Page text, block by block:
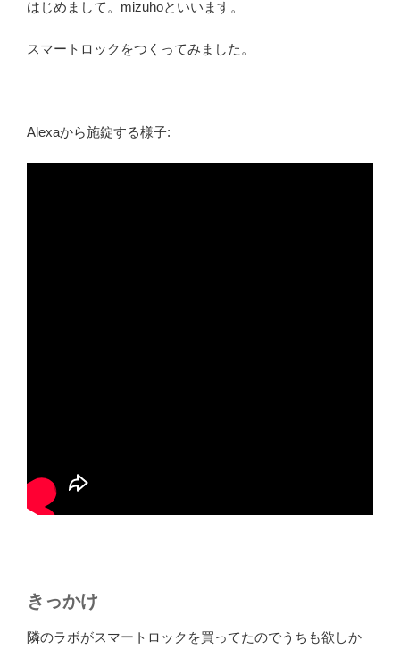
はじめまして。mizuhoといいます。
スマートロックをつくってみました。
Alexaから施錠する様子:
きっかけ
隣のラボがスマートロックを買ってたのでうちも欲しか